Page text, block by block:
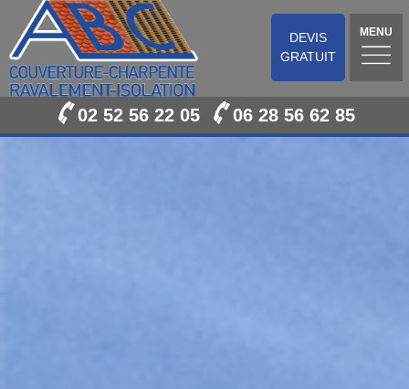
DEVIS
GRATUIT
MENU
02 52 56 22 05 06 28 56 62 85